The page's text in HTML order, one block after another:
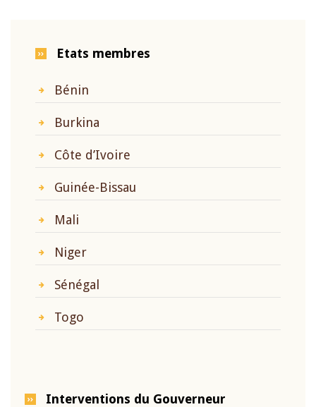
Etats membres
Bénin
Burkina
Côte d’Ivoire
Guinée-Bissau
Mali
Niger
Sénégal
Togo
Interventions du Gouverneur